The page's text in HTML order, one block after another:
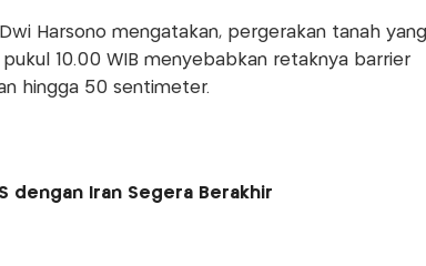
Harsono mengatakan, pergerakan tanah yang
10.00 WIB menyebabkan retaknya barrier
hingga 50 sentimeter.
dengan Iran Segera Berakhir